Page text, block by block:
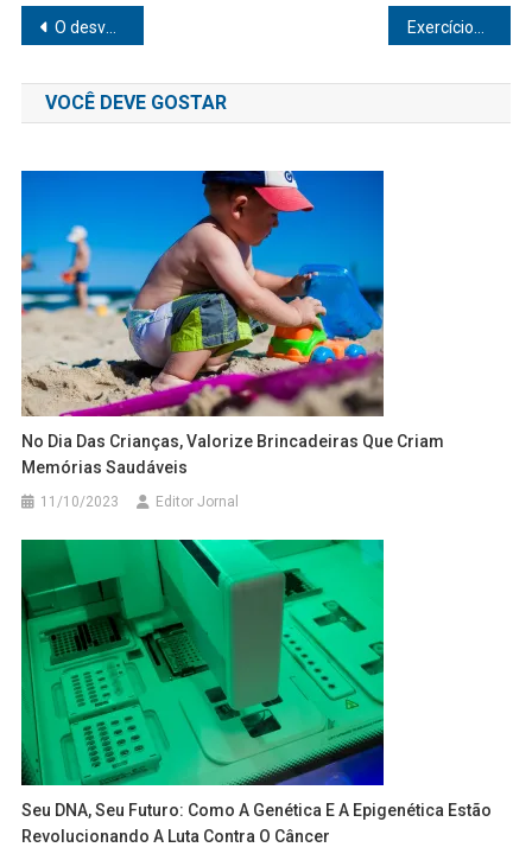
Navegação
de
Post
O desvendar da psique humana
VOCÊ DEVE GOSTAR
No Dia Das Crianças, Valorize Brincadeiras Que Criam
Memórias Saudáveis
11/10/2023 Editor Jornal
Seu DNA, Seu Futuro: Como A Genética E A Epigenética Estão
Revolucionando A Luta Contra O Câncer